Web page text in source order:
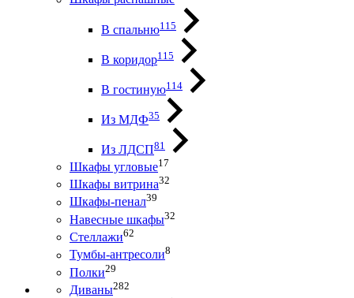
В спальню115
В коридор115
В гостиную114
Из МДФ35
Из ЛДСП81
Шкафы угловые17
Шкафы витрина32
Шкафы-пенал39
Навесные шкафы32
Стеллажи62
Тумбы-антресоли8
Полки29
Диваны282